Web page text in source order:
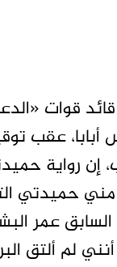
قائد قوات
أبابا، عقب
إن رواية
حميدتي
عمر
منذ عام 2012،